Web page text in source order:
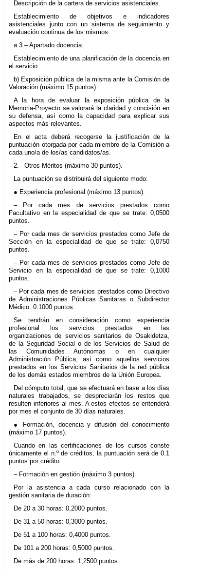
Descripción de la cartera de servicios asistenciales.
Establecimiento de objetivos e indicadores
asistenciales junto con un sistema de seguimiento y
evaluación continua de los mismos.
a.3.– Apartado docencia:
Establecimiento de una planificación de la docencia en
el servicio.
b) Exposición pública de la misma ante la Comisión de
Valoración (máximo 15 puntos).
A la hora de evaluar la exposición pública de la
Memoria-Proyecto se valorará la claridad y concisión en
su defensa, así como la capacidad para explicar sus
aspectos más relevantes.
En el acta deberá recogerse la justificación de la
puntuación otorgada por cada miembro de la Comisión a
cada uno/a de los/as candidatos/as.
2.– Otros Méritos (máximo 30 puntos).
La puntuación se distribuirá del siguiente modo:
● Experiencia profesional (máximo 13 puntos).
– Por cada mes de servicios prestados como
Facultativo en la especialidad de que se trate: 0,0500
puntos.
– Por cada mes de servicios prestados como Jefe de
Sección en la especialidad de que se trate: 0,0750
puntos.
– Por cada mes de servicios prestados como Jefe de
Servicio en la especialidad de que se trate: 0,1000
puntos.
– Por cada mes de servicios prestados como Directivo
de Administraciones Públicas Sanitaras o Subdirector
Médico: 0.1000 puntos.
Se tendrán en consideración como experiencia
profesional los servicios prestados en las
organizaciones de servicios sanitarios de Osakidetza,
de la Seguridad Social o de los Servicios de Salud de
las Comunidades Autónomas o en cualquier
Administración Pública, así como aquellos servicios
prestados en los Servicios Sanitarios de la red pública
de los demás estados miembros de la Unión Europea.
Del cómputo total, que se efectuará en base a los días
naturales trabajados, se despreciarán los restos que
resulten inferiores al mes. A estos efectos se entenderá
por mes el conjunto de 30 días naturales.
● Formación, docencia y difusión del conocimiento
(máximo 17 puntos).
Cuando en las certificaciones de los cursos conste
únicamente el n.º de créditos, la puntuación será de 0.1
puntos por crédito.
– Formación en gestión (máximo 3 puntos).
Por la asistencia a cada curso relacionado con la
gestión sanitaria de duración:
De 20 a 30 horas: 0,2000 puntos.
De 31 a 50 horas: 0,3000 puntos.
De 51 a 100 horas: 0,4000 puntos.
De 101 a 200 horas: 0,5000 puntos.
De más de 200 horas: 1,2500 puntos.